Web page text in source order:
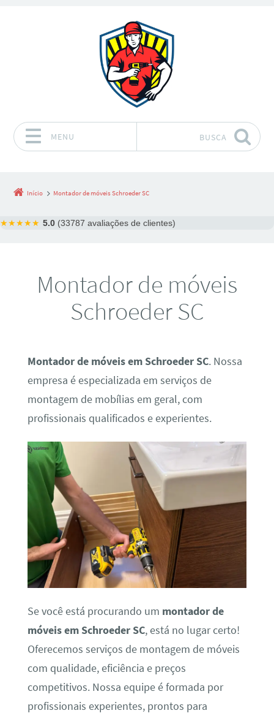
MENU BUSCA
Início Montador de móveis Schroeder SC
★★★★★ 5.0 (33787 avaliações de clientes)
Montador de móveis
Schroeder SC
Montador de móveis em Schroeder SC. Nossa
empresa é especializada em serviços de
montagem de mobílias em geral, com
profissionais qualificados e experientes.
Se você está procurando um montador de
móveis em Schroeder SC, está no lugar certo!
Oferecemos serviços de montagem de móveis
com qualidade, eficiência e preços
competitivos. Nossa equipe é formada por
profissionais experientes, prontos para